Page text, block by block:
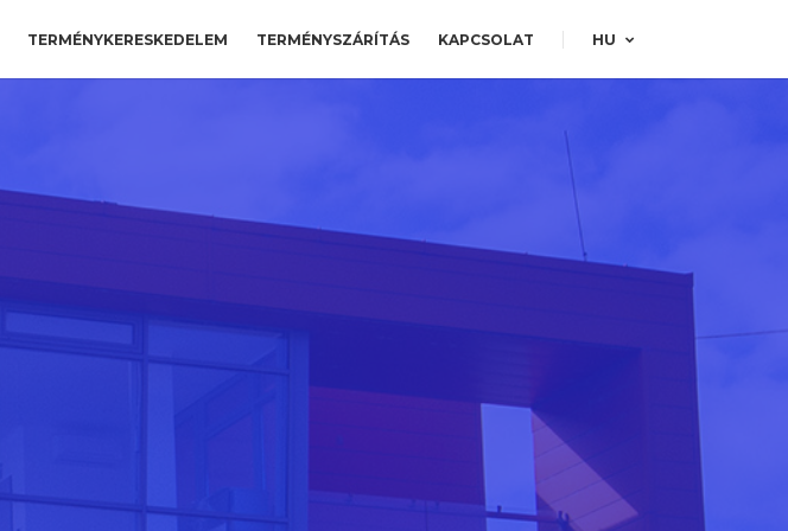
TERMÉNYKERESKEDELEM TERMÉNYSZÁRÍTÁS KAPCSOLAT HU